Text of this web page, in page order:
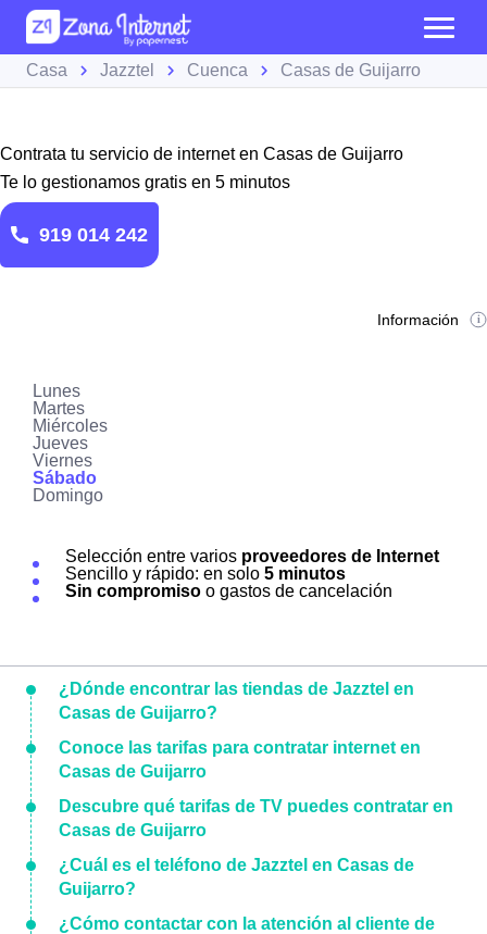
Casa Jazztel Cuenca Casas de Guijarro
Contrata tu servicio de internet en Casas de Guijarro
Te lo gestionamos gratis en 5 minutos
919 014 242
Información
Lunes
Martes
Miércoles
Jueves
Viernes
Sábado
Domingo
Selección entre varios proveedores de Internet
Sencillo y rápido: en solo 5 minutos
Sin compromiso o gastos de cancelación
¿Dónde encontrar las tiendas de Jazztel en
Casas de Guijarro?
Conoce las tarifas para contratar internet en
Casas de Guijarro
Descubre qué tarifas de TV puedes contratar en
Casas de Guijarro
¿Cuál es el teléfono de Jazztel en Casas de
Guijarro?
¿Cómo contactar con la atención al cliente de